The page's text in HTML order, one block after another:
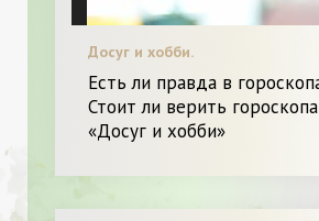
Досуг и хобби.
Есть ли правда в
Стоит ли верить
«Досуг и хобби»